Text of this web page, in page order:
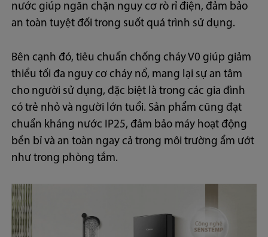
nước giúp ngăn chặn nguy cơ rò rỉ điện, đảm bảo
an toàn tuyệt đối trong suốt quá trình sử dụng.
Bên cạnh đó, tiêu chuẩn chống cháy V0 giúp giảm
thiểu tối đa nguy cơ cháy nổ, mang lại sự an tâm
cho người sử dụng, đặc biệt là trong các gia đình
có trẻ nhỏ và người lớn tuổi. Sản phẩm cũng đạt
chuẩn kháng nước IP25, đảm bảo máy hoạt động
bền bỉ và an toàn ngay cả trong môi trường ẩm ướt
như trong phòng tắm.